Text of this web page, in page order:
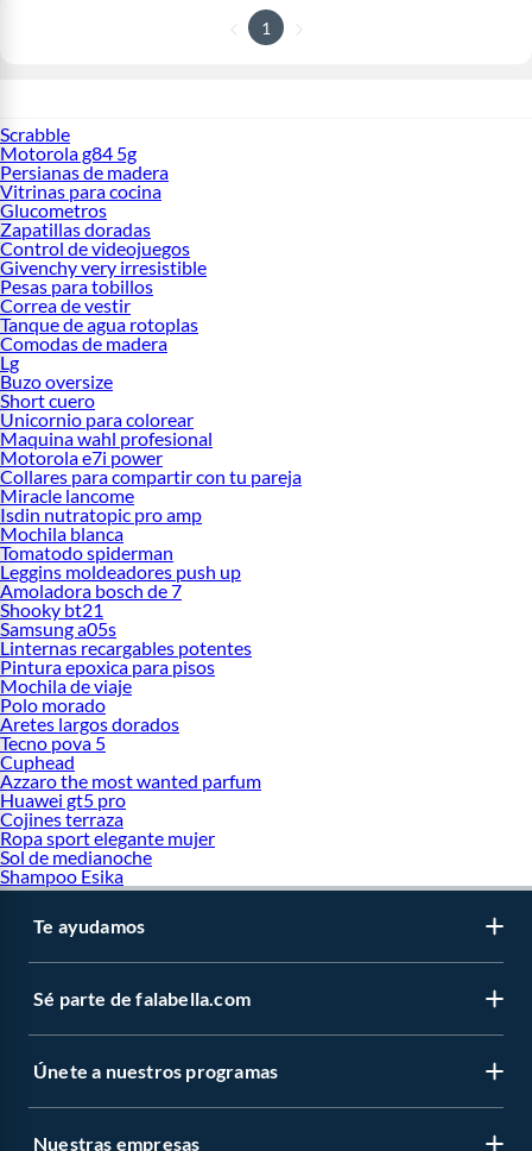
1
Scrabble
Motorola g84 5g
Persianas de madera
Vitrinas para cocina
Glucometros
Zapatillas doradas
Control de videojuegos
Givenchy very irresistible
Pesas para tobillos
Correa de vestir
Tanque de agua rotoplas
Comodas de madera
Lg
Buzo oversize
Short cuero
Unicornio para colorear
Maquina wahl profesional
Motorola e7i power
Collares para compartir con tu pareja
Miracle lancome
Isdin nutratopic pro amp
Mochila blanca
Tomatodo spiderman
Leggins moldeadores push up
Amoladora bosch de 7
Shooky bt21
Samsung a05s
Linternas recargables potentes
Pintura epoxica para pisos
Mochila de viaje
Polo morado
Aretes largos dorados
Tecno pova 5
Cuphead
Azzaro the most wanted parfum
Huawei gt5 pro
Cojines terraza
Ropa sport elegante mujer
Sol de medianoche
Shampoo Esika
Te ayudamos
Sé parte de falabella.com
Únete a nuestros programas
Nuestras empresas